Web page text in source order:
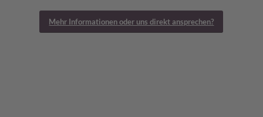
Mehr Informationen oder uns direkt ansprechen?